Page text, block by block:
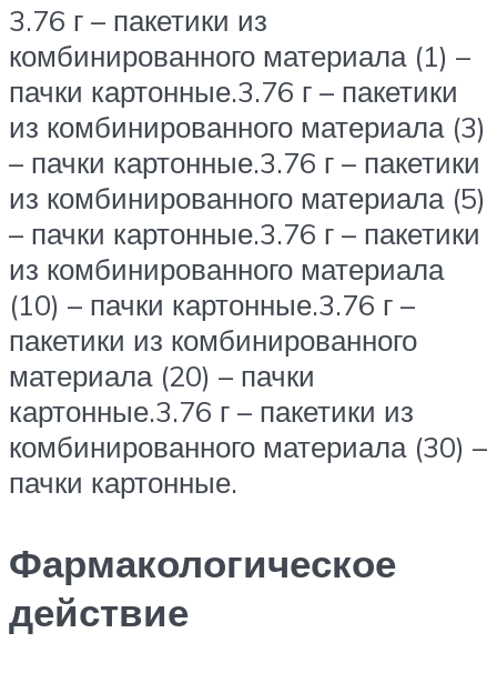
3.76 г – пакетики из
комбинированного материала (1) –
пачки картонные.3.76 г – пакетики
из комбинированного материала (3)
– пачки картонные.3.76 г – пакетики
из комбинированного материала (5)
– пачки картонные.3.76 г – пакетики
из комбинированного материала
(10) – пачки картонные.3.76 г –
пакетики из комбинированного
материала (20) – пачки
картонные.3.76 г – пакетики из
комбинированного материала (30) –
пачки картонные.
Фармакологическое
действие